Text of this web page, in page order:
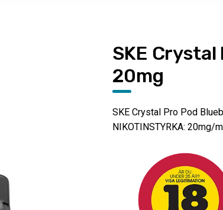
Typ/Produkt: Podsystem
SKE
20mg
SKE Crystal Pro Pod
NIKOTINSTYRKA: 20mg/
kr